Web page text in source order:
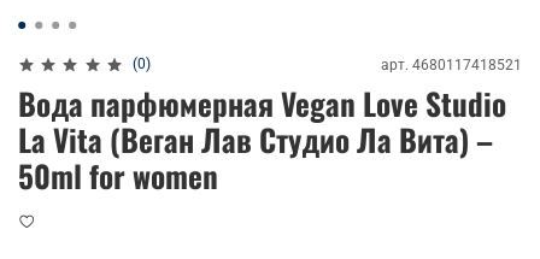
(0) арт. 4680117418521
Вода парфюмерная Vegan Love Studio
La Vita (Веган Лав Студио Ла Вита) –
50ml for women